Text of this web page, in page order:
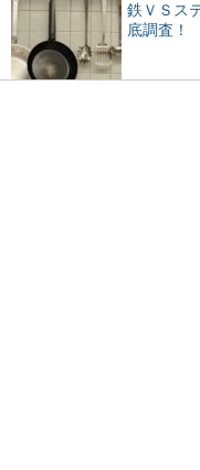
鉄ＶＳス
底調査！